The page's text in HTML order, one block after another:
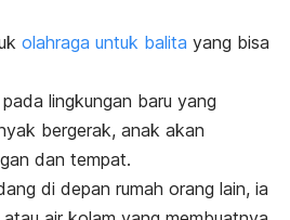
olahraga untuk balita yang bisa
lingkungan baru yang
bergerak, anak akan
dan tempat.
di depan rumah orang lain, ia